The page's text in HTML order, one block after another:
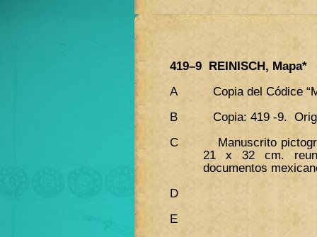
419–9 REINISCH, Mapa*
A Copia del Códice
B Copia: 419 -9.
C Manuscrito
21 x 32 cm.
documentos
D
E